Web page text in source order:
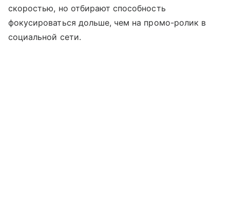
скоростью, но отбирают способность
фокусироваться дольше, чем на промо-ролик в
социальной сети.